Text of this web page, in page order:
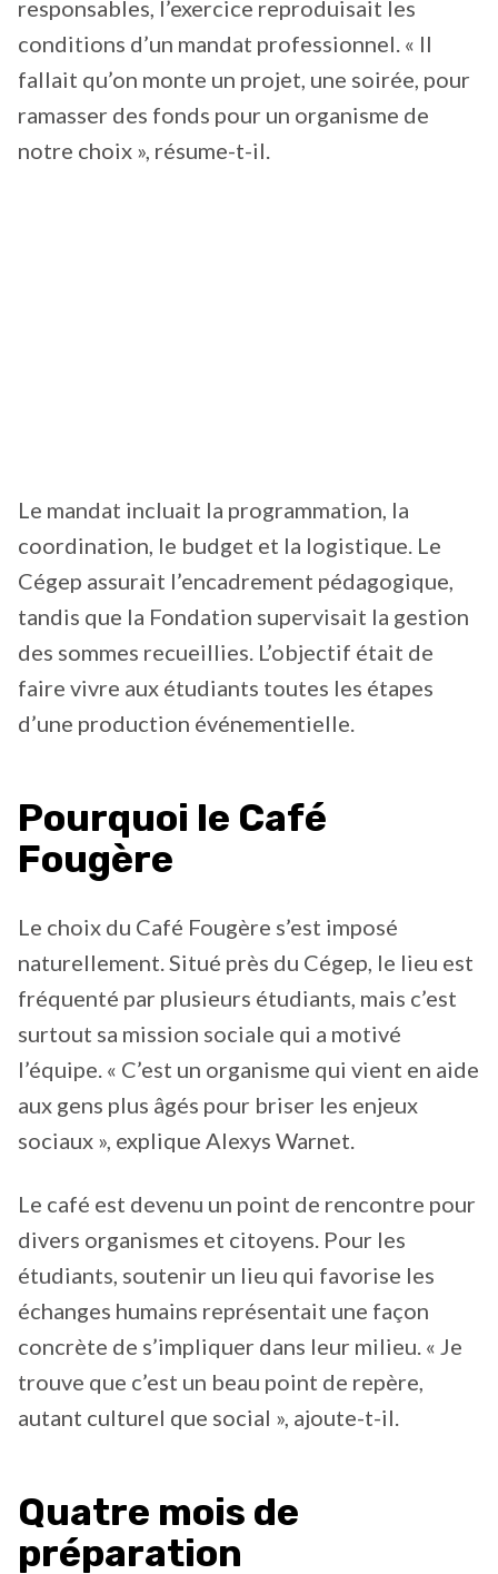
responsables, l’exercice reproduisait les
conditions d’un mandat professionnel. « Il
fallait qu’on monte un projet, une soirée, pour
ramasser des fonds pour un organisme de
notre choix », résume-t-il.
Le mandat incluait la programmation, la
coordination, le budget et la logistique. Le
Cégep assurait l’encadrement pédagogique,
tandis que la Fondation supervisait la gestion
des sommes recueillies. L’objectif était de
faire vivre aux étudiants toutes les étapes
d’une production événementielle.
Pourquoi le Café
Fougère
Le choix du Café Fougère s’est imposé
naturellement. Situé près du Cégep, le lieu est
fréquenté par plusieurs étudiants, mais c’est
surtout sa mission sociale qui a motivé
l’équipe. « C’est un organisme qui vient en aide
aux gens plus âgés pour briser les enjeux
sociaux », explique Alexys Warnet.
Le café est devenu un point de rencontre pour
divers organismes et citoyens. Pour les
étudiants, soutenir un lieu qui favorise les
échanges humains représentait une façon
concrète de s’impliquer dans leur milieu. « Je
trouve que c’est un beau point de repère,
autant culturel que social », ajoute-t-il.
Quatre mois de
préparation